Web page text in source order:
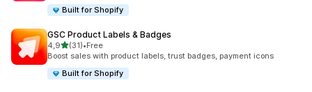
Built for Shopify
GSC Product Labels & Badges
4,9na 5 gwiazdek
(31)
Łączna liczba recenzji: 31
•Free
Boost sales with product labels, trust badges, payment icons
Built for Shopify